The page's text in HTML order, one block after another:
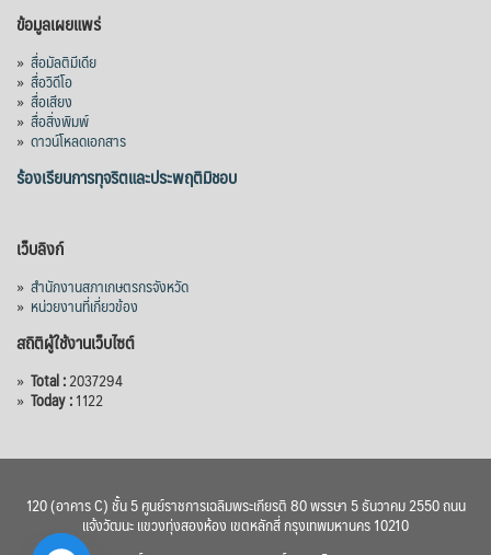
ข้อมูลเผยแพร่
» สื่อมัลติมีเดีย
» สื่อวิดีโอ
» สื่อเสียง
» สื่อสิ่งพิมพ์
» ดาวน์โหลดเอกสาร
ร้องเรียนการทุจริตและประพฤติมิชอบ
เว็บลิงก์
» สำนักงานสภาเกษตรกรจังหวัด
» หน่วยงานที่เกี่ยวข้อง
สถิติผู้ใช้งานเว็บไซต์
» Total :2037294
» Today :1122
120 (อาคาร C) ชั้น 5 ศูนย์ราชการเฉลิมพระเกียรติ 80 พรรษา 5 ธันวาคม 2550 ถนน
แจ้งวัฒนะ แขวงทุ่งสองห้อง เขตหลักสี่ กรุงเทพมหานคร 10210